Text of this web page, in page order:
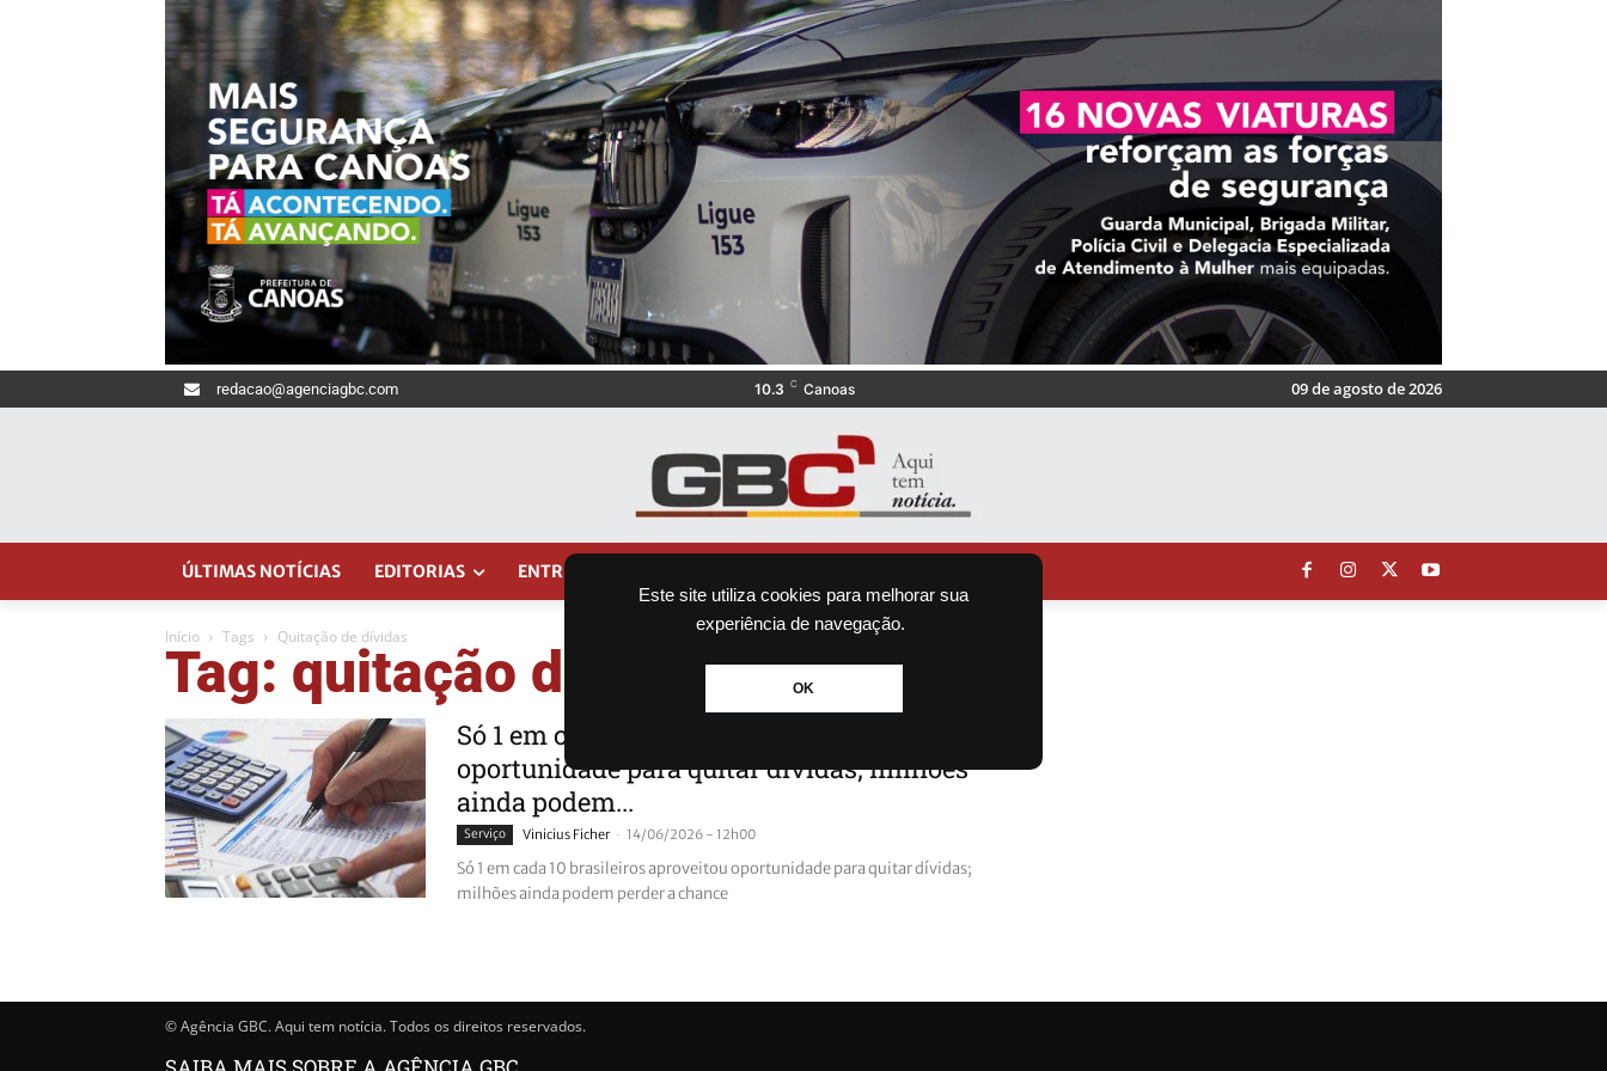
Este site utiliza cookies para melhorar sua
experiência de navegação.
OK
redacao@agenciagbc.com 10.3 C Canoas 09 de agosto de 2026
ÚLTIMAS NOTÍCIAS EDITORIAS ENTRETENIMENTO
Início Tags Quitação de dívidas
Tag: quitação de dívidas
Só 1 em cada 10 brasileiros aproveitou
oportunidade para quitar dívidas; milhões
ainda podem...
Serviço Vinicius Ficher - 14/06/2026 - 12h00
Só 1 em cada 10 brasileiros aproveitou oportunidade para quitar dívidas;
milhões ainda podem perder a chance
© Agência GBC. Aqui tem notícia. Todos os direitos reservados.